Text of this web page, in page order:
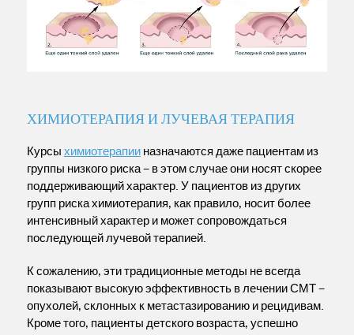
ХИМИОТЕРАПИЯ И ЛУЧЕВАЯ ТЕРАПИЯ
Курсы химиотерапии назначаются даже пациентам из
группы низкого риска – в этом случае они носят скорее
поддерживающий характер. У пациентов из других
групп риска химиотерапия, как правило, носит более
интенсивный характер и может сопровождаться
последующей лучевой терапией.
К сожалению, эти традиционные методы не всегда
показывают высокую эффективность в лечении СМТ –
опухолей, склонных к метастазированию и рецидивам.
Кроме того, пациенты детского возраста, успешно